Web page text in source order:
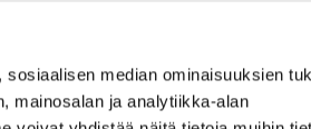
median ominaisuuksien
mainosalan ja analytiikka-alan
ilmoituksia
olla oikeus ja